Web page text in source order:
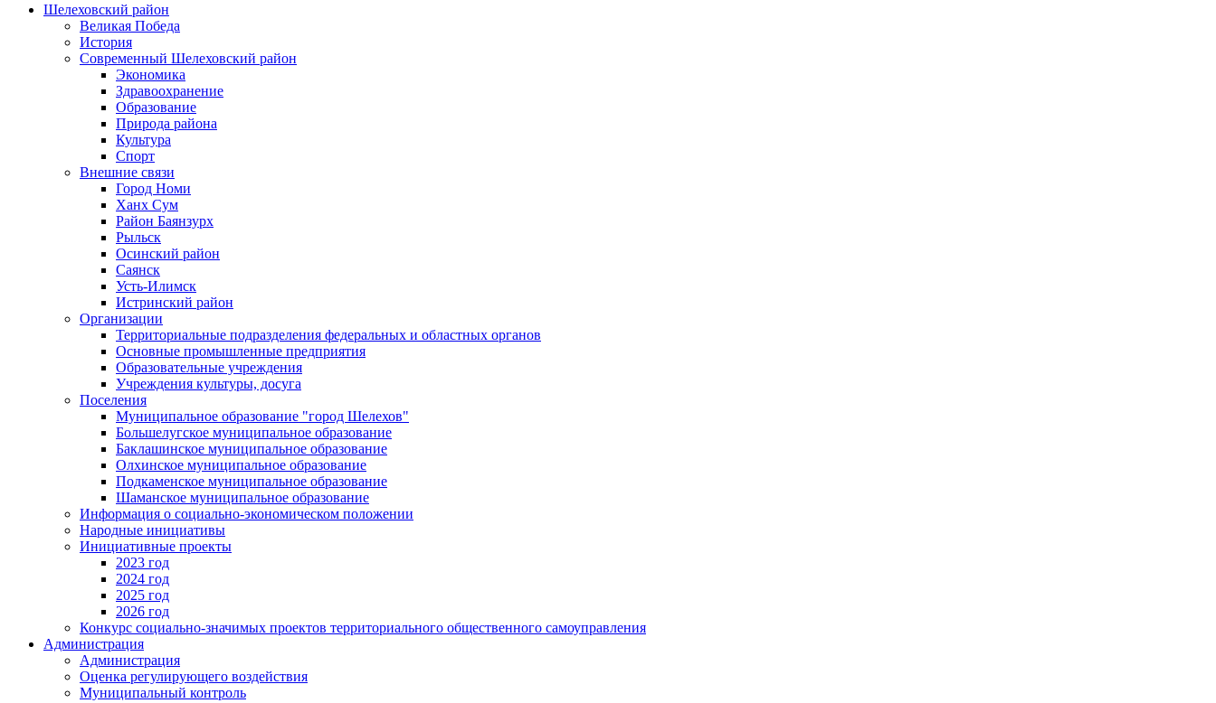
Шелеховский район
Великая Победа
История
Современный Шелеховский район
Экономика
Здравоохранение
Образование
Природа района
Культура
Спорт
Внешние связи
Город Номи
Ханх Сум
Район Баянзурх
Рыльск
Осинский район
Саянск
Усть-Илимск
Истринский район
Организации
Территориальные подразделения федеральных и областных органов
Основные промышленные предприятия
Образовательные учреждения
Учреждения культуры, досуга
Поселения
Муниципальное образование "город Шелехов"
Большелугское муниципальное образование
Баклашинское муниципальное образование
Олхинское муниципальное образование
Подкаменское муниципальное образование
Шаманское муниципальное образование
Информация о социально-экономическом положении
Народные инициативы
Инициативные проекты
2023 год
2024 год
2025 год
2026 год
Конкурс социально-значимых проектов территориального общественного самоуправления
Администрация
Администрация
Оценка регулирующего воздействия
Муниципальный контроль